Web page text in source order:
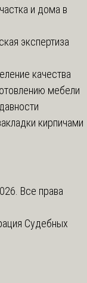
и дома в
экспертиза
качества
мебели
кирпичами
Все права
Судебных